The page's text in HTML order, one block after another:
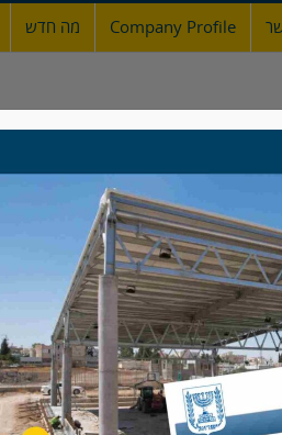
Company Profile מה חדש
שערים תיק עבודות
נשר